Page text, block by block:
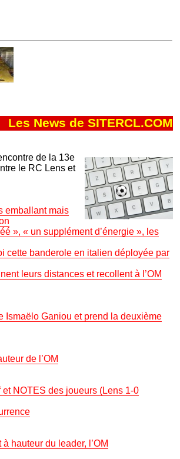
Les News de SITERCL.COM
de la 13e
le RC Lens et
emballant mais
», « un supplément d’énergie », les
cette banderole en italien déployée par
leurs distances et recollent à l’OM
Ismaëlo Ganiou et prend la deuxième
de l’OM
NOTES des joueurs (Lens 1-0
hauteur du leader, l’OM